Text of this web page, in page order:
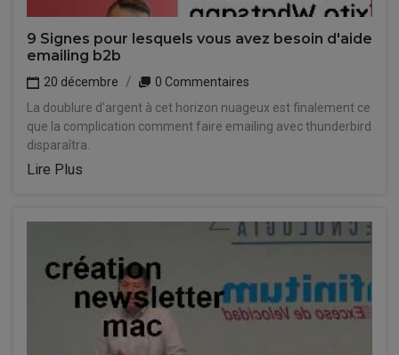
9 Signes pour lesquels vous avez besoin d'aide
emailing b2b
20 décembre
0 Commentaires
La doublure d'argent à cet horizon nuageux est finalement ce
que la complication comment faire emailing avec thunderbird
disparaîtra.
Lire Plus